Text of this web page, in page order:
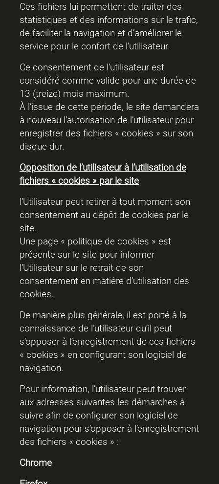
Ces fichiers lui permettent de traiter des
statistiques et des informations sur le trafic,
de faciliter la navigation et d’améliorer le
service pour le confort de l’utilisateur.
Ce consentement de l’utilisateur est
considéré comme valide pour une durée de
13 (treize) mois maximum.
À l’issue de cette période, le site demandera
à nouveau l’autorisation de l’utilisateur pour
enregistrer des fichiers « cookies » sur son
disque dur.
Opposition de l’utilisateur à l’utilisation de
fichiers « cookies » par le site
l’Utilisateur peut retirer à tout moment son
consentement au dépôt de cookies par le
site.
Une page « politique de cookies » est
présente sur le site pour informer
l’Utilisateur sur le retrait de son
consentement en matière d’utilisation des
cookies.
De manière plus générale, il est porté à la
connaissance de l’utilisateur qu’il peut
s’opposer à l’enregistrement de ces fichiers
« cookies » en configurant son logiciel de
navigation.
Pour information, l’utilisateur peut trouver
aux adresses suivantes les démarches à
suivre afin de configurer son logiciel de
navigation pour s’opposer à l’enregistrement
des fichiers « cookies » :
Chrome